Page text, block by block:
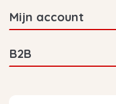
Mijn account
B2B